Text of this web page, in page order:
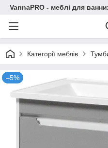
VannaPRO - меблі для
Категорії меблів
–5%